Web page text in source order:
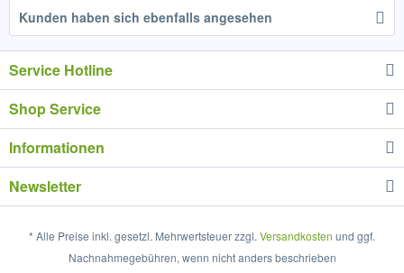
Kunden haben sich ebenfalls angesehen
Service Hotline
Shop Service
Informationen
Newsletter
* Alle Preise inkl. gesetzl. Mehrwertsteuer zzgl. Versandkosten und ggf.
Nachnahmegebühren, wenn nicht anders beschrieben